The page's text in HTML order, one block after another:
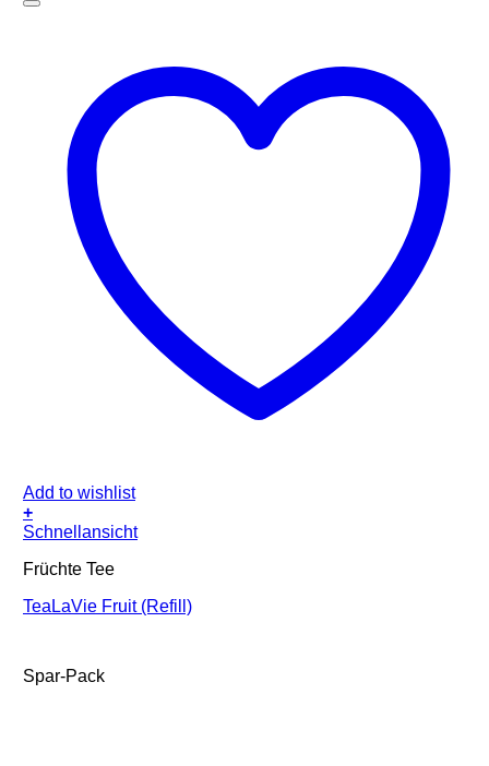
Add to wishlist
+
Schnellansicht
Früchte Tee
TeaLaVie Fruit (Refill)
Spar-Pack